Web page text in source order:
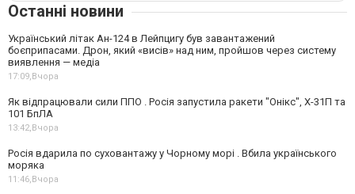
Останні новини
Український літак Ан-124 в Лейпцигу був завантажений
боєприпасами. Дрон, який «висів» над ним, пройшов через систему
виявлення — медіа
17:09,Вчора
Як відпрацювали сили ППО . Росія запустила ракети "Онікс", Х-31П та
101 БпЛА
13:42,Вчора
Росія вдарила по суховантажу у Чорному морі . Вбила українського
моряка
11:46,Вчора